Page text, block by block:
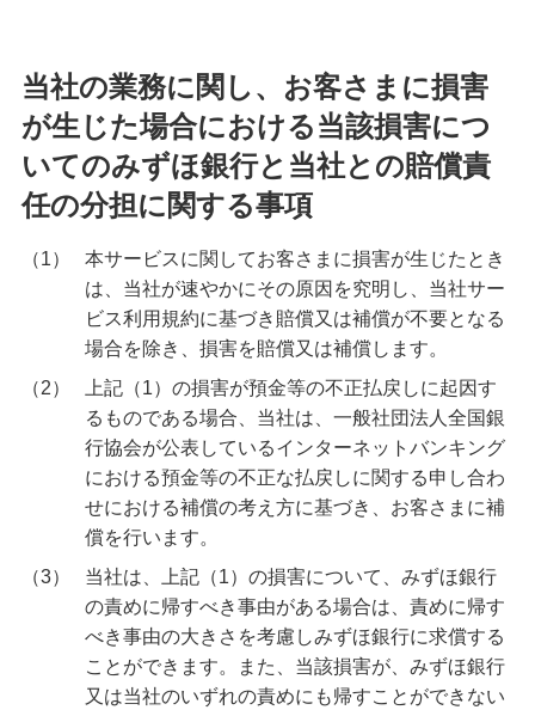
当社の業務に関し、お客さまに損害
が生じた場合における当該損害につ
いてのみずほ銀行と当社との賠償責
任の分担に関する事項
（1）
本サービスに関してお客さまに損害が生じたとき
は、当社が速やかにその原因を究明し、当社サー
ビス利用規約に基づき賠償又は補償が不要となる
場合を除き、損害を賠償又は補償します。
（2）
上記（1）の損害が預金等の不正払戻しに起因す
るものである場合、当社は、一般社団法人全国銀
行協会が公表しているインターネットバンキング
における預金等の不正な払戻しに関する申し合わ
せにおける補償の考え方に基づき、お客さまに補
償を行います。
（3）
当社は、上記（1）の損害について、みずほ銀行
の責めに帰すべき事由がある場合は、責めに帰す
べき事由の大きさを考慮しみずほ銀行に求償する
ことができます。また、当該損害が、みずほ銀行
又は当社のいずれの責めにも帰すことができない